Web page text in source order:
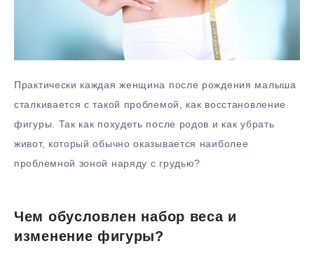
Практически каждая женщина после рождения малыша
сталкивается с такой проблемой, как восстановление
фигуры. Так как похудеть после родов и как убрать
живот, который обычно оказывается наиболее
проблемной зоной наряду с грудью?
Чем обусловлен набор веса и
изменение фигуры?